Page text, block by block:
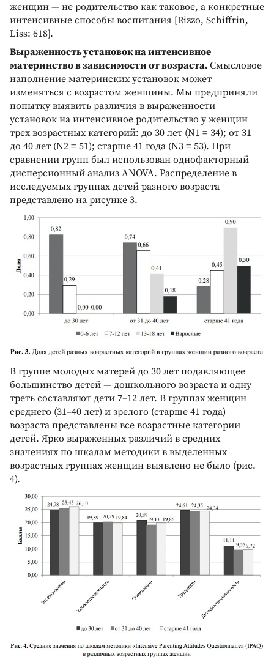
женщин — не родительство как таковое, а конкретные
интенсивные способы воспитания [Rizzo, Schiffrin,
Liss: 618].
Выраженность установок на интенсивное
материнство в зависимости от возраста. Смысловое
наполнение материнских установок может
изменяться с возрастом женщины. Мы предприняли
попытку выявить различия в выраженности
установок на интенсивное родительство у женщин
трех возрастных категорий: до 30 лет (N1 = 34); от 31
до 40 лет (N2 = 51); старше 41 года (N3 = 53). При
сравнении групп был использован однофакторный
дисперсионный анализ ANOVA. Распределение в
исследуемых группах детей разного возраста
представлено на рисунке 3.
В группе молодых матерей до 30 лет подавляющее
большинство детей — дошкольного возраста и одну
треть составляют дети 7–12 лет. В группах женщин
среднего (31–40 лет) и зрелого (старше 41 года)
возраста представлены все возрастные категории
детей. Ярко выраженных различий в средних
значениях по шкалам методики в выделенных
возрастных группах женщин выявлено не было (рис.
4).